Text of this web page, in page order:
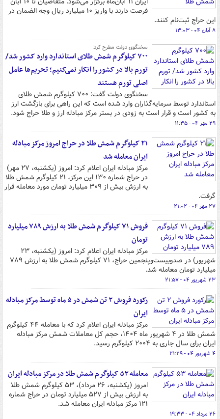
فرصت دارند با واریز ۱۰ میلیارد ریال وجه الضمان در
این حراج ثبت‌نام کنند.
۸ آبان ۰۴ - ۱۳:۰۳
سخنگوی دولت مطرح کرد:
۷۰۰ کیلوگرم شمش طلای استاندارد وارد کشور شد/
تورم بالا در کشور را انکار نمی‌کنیم؛ تحریم‌ها عامل
اصلی تورم هستند
سخنگوی دولت گفت: ۷۰۰ کیلوگرم شمش طلای
استاندارد توسط سرمایه‌گذاران وارد شده است که این راهی برای بازگشت ارز
به کشور است و قرار است به زودی در بستر مرکز مبادله ارز و طلا حراج شود.
۲۹ مهر ۰۴ - ۱۱:۳۵
۲۱ کیلوگرم شمش طلا در حراج امروز مرکز مبادله
ایران معامله شد
مرکز مبادله ایران اعلام کرد: امروز (یکشنبه، ۲۷ مهر)
در حراج شماره ۱۳۰ این مرکز، ۲۱ کیلوگرم شمش طلا
به ارزش بیش از ۳۰۹ میلیارد تومان مورد معامله قرار
گرفت.
۲۷ مهر ۰۴ - ۲۱:۰۲
فروش ۷۱ کیلوگرم شمش طلا به ارزش ۷۸۹ میلیارد
تومان
مرکز مبادله ایران اعلام کرد: امروز (یکشنبه، ۲۳
شهریور) در صدوبیست‌وپنجمین حراج، ۷۱ کیلوگرم شمش طلا به ارزش ۷۸۹
میلیارد تومان معامله شد.
۲۳ شهریور ۰۴ - ۲۱:۵۷
رکورد فروش ۲ تن شمش در ۵ ماه توسط مرکز مبادله
ایران
مرکز مبادله ایران اعلام کرد که با معامله ۴۴ کیلوگرم
شمش طلا در ۴ شهریور ماه ۱۴۰۴، حجم کل معاملات شمش مرکز مبادله
ایران برای سال جاری به ۲۰۰۴ کیلوگرم رسید.
۴ شهریور ۰۴ - ۲۱:۲۹
معامله ۵۳ کیلوگرم شمش طلا در مرکز مبادله ایران
امروز (یکشنبه، ۲۶ مرداد)، ۵۳ کیلوگرم شمش طلا
به ارزش بیش از ۵۲۷ میلیارد تومان در حراج شماره
۱۲۱ مرکز مبادله ایران معامله شد.
۲۶ مرداد ۰۴ - ۱۹:۳۳